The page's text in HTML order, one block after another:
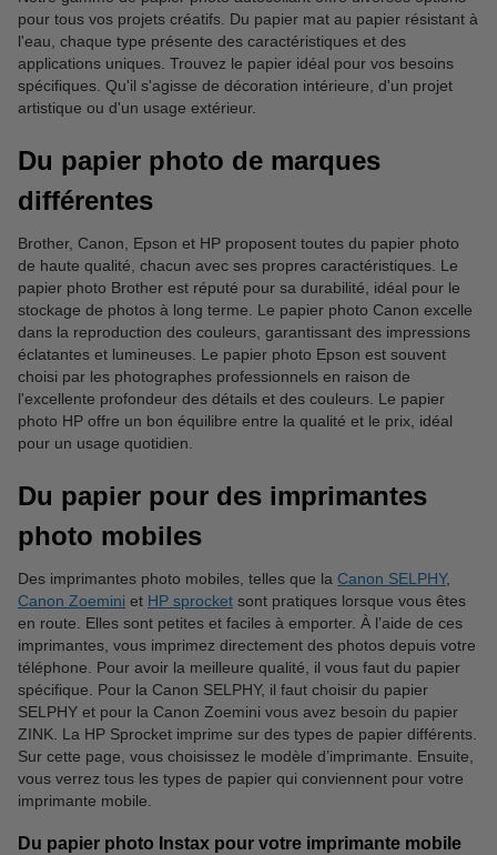
pour tous vos projets créatifs. Du papier mat au papier résistant à
l'eau, chaque type présente des caractéristiques et des
applications uniques. Trouvez le papier idéal pour vos besoins
spécifiques. Qu'il s'agisse de décoration intérieure, d'un projet
artistique ou d'un usage extérieur.
Du papier photo de marques
différentes
Brother, Canon, Epson et HP proposent toutes du papier photo
de haute qualité, chacun avec ses propres caractéristiques. Le
papier photo Brother est réputé pour sa durabilité, idéal pour le
stockage de photos à long terme. Le papier photo Canon excelle
dans la reproduction des couleurs, garantissant des impressions
éclatantes et lumineuses. Le papier photo Epson est souvent
choisi par les photographes professionnels en raison de
l'excellente profondeur des détails et des couleurs. Le papier
photo HP offre un bon équilibre entre la qualité et le prix, idéal
pour un usage quotidien.
Du papier pour des imprimantes
photo mobiles
Des imprimantes photo mobiles, telles que la Canon SELPHY,
Canon Zoemini et HP sprocket sont pratiques lorsque vous êtes
en route. Elles sont petites et faciles à emporter. À l’aide de ces
imprimantes, vous imprimez directement des photos depuis votre
téléphone. Pour avoir la meilleure qualité, il vous faut du papier
spécifique. Pour la Canon SELPHY, il faut choisir du papier
SELPHY et pour la Canon Zoemini vous avez besoin du papier
ZINK. La HP Sprocket imprime sur des types de papier différents.
Sur cette page, vous choisissez le modèle d’imprimante. Ensuite,
vous verrez tous les types de papier qui conviennent pour votre
imprimante mobile.
Du papier photo Instax pour votre imprimante mobile